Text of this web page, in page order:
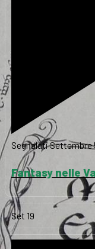
SegnalatiSettembre
Fantasy nelle
Set 19